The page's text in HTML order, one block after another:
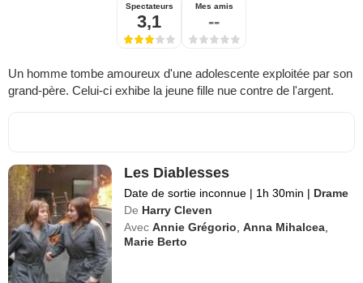
Spectateurs
3,1
Mes amis
--
Un homme tombe amoureux d'une adolescente exploitée par son
grand-père. Celui-ci exhibe la jeune fille nue contre de l'argent.
Les Diablesses
Date de sortie inconnue | 1h 30min | Drame
De Harry Cleven
Avec Annie Grégorio ,Anna Mihalcea
Marie Berto